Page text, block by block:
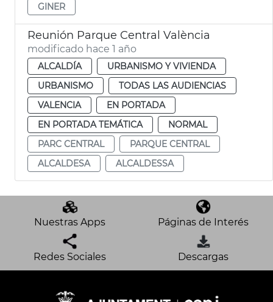
GINER
Reunión Parque Central València
modificado hace 1 año
ALCALDÍA
URBANISMO Y VIVIENDA
URBANISMO
TODAS LAS AUDIENCIAS
VALENCIA
EN PORTADA
EN PORTADA TEMÁTICA
NORMAL
PARC CENTRAL
PARQUE CENTRAL
ALCALDESA
ALCALDESSA
Nuestras Apps Páginas de Interés
Redes Sociales Descargas